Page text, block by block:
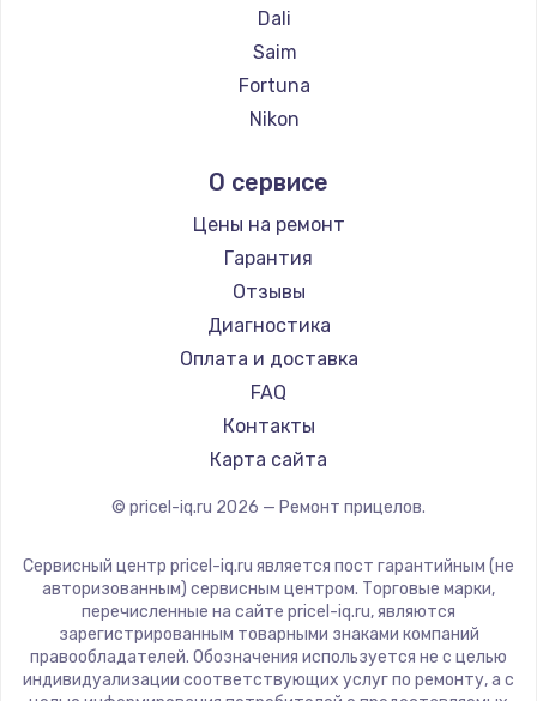
Ремонт прицелов Venox
Ремонт прицелов Holosun
Ремонт прицелов MAKdot
Ремонт прицелов Hikmicro
Ремонт прицелов Guide
Ремонт прицелов NNPO
Ремонт прицелов Taigan
Ремонт прицелов Thermal Scope
Ремонт прицелов ConoTech
Ремонт прицелов Легат
Ремонт прицелов Athlon
Dali
Saim
Fortuna
Nikon
Nikko
Artelv
Hakko
HALES
Leica
Vector Optics
Carl Zeiss
Zeiss
AGM Global Vision
FLIR
Venox
Holosun
MAKdot
О сервисе
Цены на ремонт
Гарантия
Отзывы
Диагностика
Оплата и доставка
FAQ
Контакты
Карта сайта
© pricel-iq.ru 2026 — Ремонт прицелов.
Сервисный центр pricel-iq.ru является пост гарантийным (не
авторизованным) сервисным центром. Торговые марки,
перечисленные на сайте pricel-iq.ru, являются
зарегистрированным товарными знаками компаний
правообладателей. Обозначения используется не с целью
индивидуализации соответствующих услуг по ремонту, а с